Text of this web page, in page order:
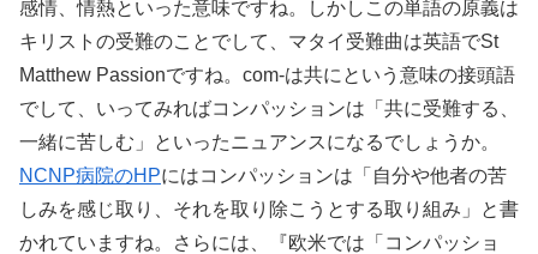
感情、情熱といった意味ですね。しかしこの単語の原義は
キリストの受難のことでして、マタイ受難曲は英語でSt
Matthew Passionですね。com-は共にという意味の接頭語
でして、いってみればコンパッションは「共に受難する、
一緒に苦しむ」といったニュアンスになるでしょうか。
NCNP病院のHPにはコンパッションは「自分や他者の苦
しみを感じ取り、それを取り除こうとする取り組み」と書
かれていますね。さらには、『欧米では「コンパッショ